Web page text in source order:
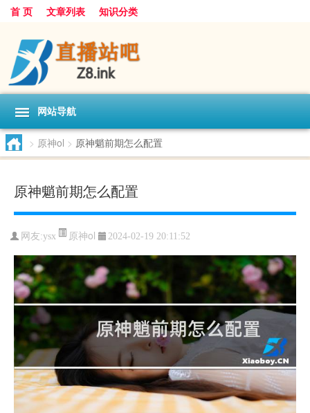
首 页 文章列表 知识分类
网站导航
> 原神ol > 原神魈前期怎么配置
原神魈前期怎么配置
网友:ysx 原神ol 2024-02-19 20:11:52